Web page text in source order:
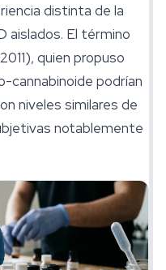
distinta de la
aislados. El término
quien propuso
cannabinoide podrían
niveles similares de
notablemente